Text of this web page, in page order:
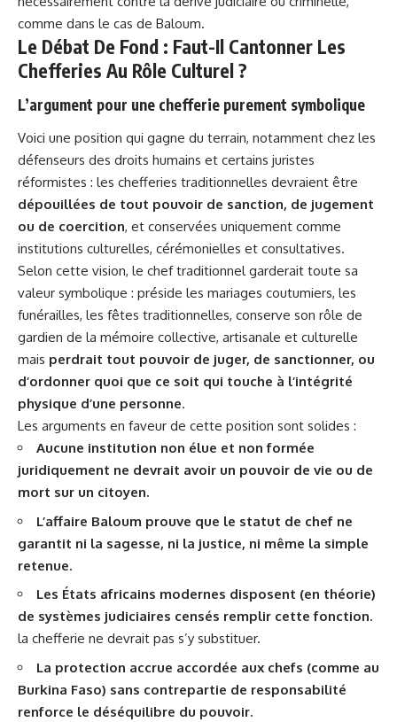
comme dans le cas de Baloum.
Le Débat De Fond : Faut-Il Cantonner Les
Chefferies Au Rôle Culturel ?
L’argument pour une chefferie purement symbolique
Voici une position qui gagne du terrain, notamment chez les
défenseurs des droits humains et certains juristes
réformistes : les chefferies traditionnelles devraient être
dépouillées de tout pouvoir de sanction, de jugement
ou de coercition, et conservées uniquement comme
institutions culturelles, cérémonielles et consultatives.
Selon cette vision, le chef traditionnel garderait toute sa
valeur symbolique : préside les mariages coutumiers, les
funérailles, les fêtes traditionnelles, conserve son rôle de
gardien de la mémoire collective, artisanale et culturelle
mais perdrait tout pouvoir de juger, de sanctionner, ou
d’ordonner quoi que ce soit qui touche à l’intégrité
physique d’une personne.
Les arguments en faveur de cette position sont solides :
Aucune institution non élue et non formée
juridiquement ne devrait avoir un pouvoir de vie ou de
mort sur un citoyen.
L’affaire Baloum prouve que le statut de chef ne
garantit ni la sagesse, ni la justice, ni même la simple
retenue.
Les États africains modernes disposent (en théorie)
de systèmes judiciaires censés remplir cette fonction.
la chefferie ne devrait pas s’y substituer.
La protection accrue accordée aux chefs (comme au
Burkina Faso) sans contrepartie de responsabilité
renforce le déséquilibre du pouvoir.